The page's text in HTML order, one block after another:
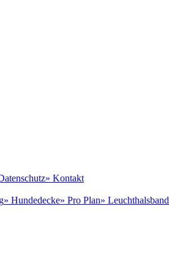
» Kontakt
» Hundedecke» Pro Plan» Leuchthalsband